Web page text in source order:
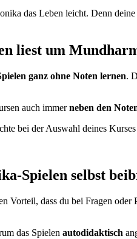
das Leben leicht. Denn deine
liest um
ganz ohne Noten lernen.
auch immerneben den
bei der Auswahl deines
Spielen selbst
dass du bei Fragen
das Spielen autodidaktisch